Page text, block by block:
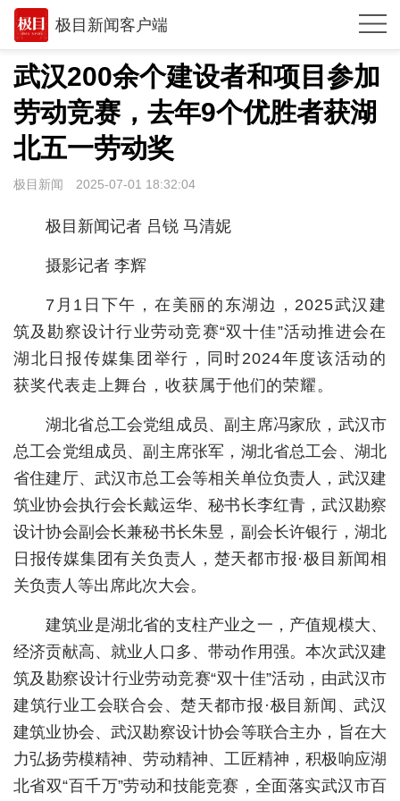
极目新闻客户端
推荐
观点
时政
湖北
专题
极客圈
经济
城建
科教
健康
悠游
相亲
汽车
房产
消费
创意
文化
武汉200余个建设者和项目参加
劳动竞赛，去年9个优胜者获湖
北五一劳动奖
极目新闻 2025-07-01 18:32:04
极目新闻记者 吕锐 马清妮
摄影记者 李辉
7月1日下午，在美丽的东湖边，2025武汉建
筑及勘察设计行业劳动竞赛“双十佳”活动推进会在
湖北日报传媒集团举行，同时2024年度该活动的
获奖代表走上舞台，收获属于他们的荣耀。
湖北省总工会党组成员、副主席冯家欣，武汉市
总工会党组成员、副主席张军，湖北省总工会、湖北
省住建厅、武汉市总工会等相关单位负责人，武汉建
筑业协会执行会长戴运华、秘书长李红青，武汉勘察
设计协会副会长兼秘书长朱昱，副会长许银行，湖北
日报传媒集团有关负责人，楚天都市报·极目新闻相
关负责人等出席此次大会。
建筑业是湖北省的支柱产业之一，产值规模大、
经济贡献高、就业人口多、带动作用强。本次武汉建
筑及勘察设计行业劳动竞赛“双十佳”活动，由武汉市
建筑行业工会联合会、楚天都市报·极目新闻、武汉
建筑业协会、武汉勘察设计协会等联合主办，旨在大
力弘扬劳模精神、劳动精神、工匠精神，积极响应湖
北省双“百千万”劳动和技能竞赛，全面落实武汉市百